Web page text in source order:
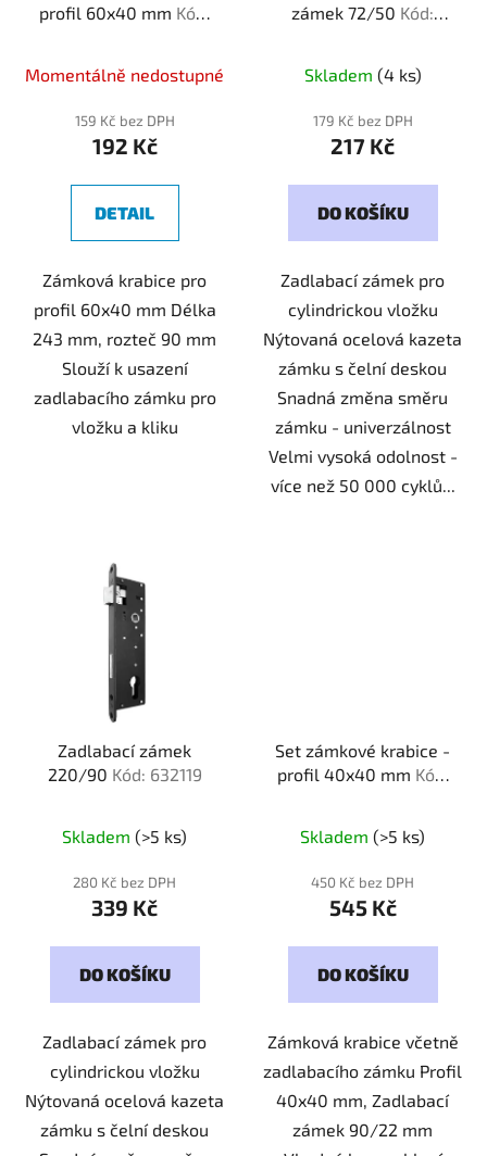
profil 60x40 mm Kód:
Momentálně nedostupné
159 Kč bez DPH
192 Kč
DETAIL
Zámková krabice pro
profil 60x40 mm Délka
243 mm, rozteč 90 mm
Slouží k usazení
zadlabacího zámku pro
vložku a kliku
zámek 72/50 Kód:
Skladem (4 ks)
179 Kč bez DPH
217 Kč
DO KOŠÍKU
Zadlabací zámek pro
cylindrickou vložku
Nýtovaná ocelová kazeta
zámku s čelní deskou
Snadná změna směru
zámku - univerzálnost
Velmi vysoká odolnost -
více než 50 000 cyklů...
Zadlabací zámek
220/90 Kód: 632119
Skladem (>5 ks)
280 Kč bez DPH
339 Kč
DO KOŠÍKU
Zadlabací zámek pro
cylindrickou vložku
Nýtovaná ocelová kazeta
zámku s čelní deskou
Set zámkové krabice -
profil 40x40 mm Kód:
Skladem (>5 ks)
450 Kč bez DPH
545 Kč
DO KOŠÍKU
Zámková krabice včetně
zadlabacího zámku Profil
40x40 mm, Zadlabací
zámek 90/22 mm